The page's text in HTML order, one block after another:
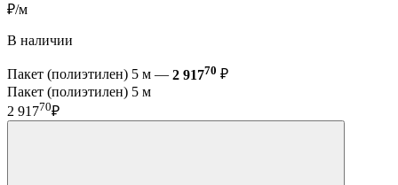
₽/м
В наличии
Пакет (полиэтилен) 5 м — 2 91770 ₽
Пакет (полиэтилен) 5 м
2 91770₽